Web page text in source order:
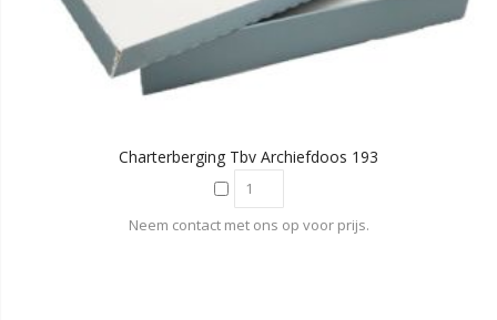
Charterberging Tbv Archiefdoos 193
Neem contact met ons op voor prijs.